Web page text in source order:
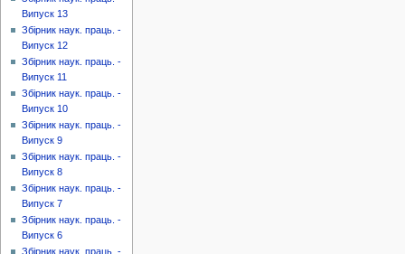
Випуск 13
Збірник наук. праць. -
Випуск 12
Збірник наук. праць. -
Випуск 11
Збірник наук. праць. -
Випуск 10
Збірник наук. праць. -
Випуск 9
Збірник наук. праць. -
Випуск 8
Збірник наук. праць. -
Випуск 7
Збірник наук. праць. -
Випуск 6
Збірник наук. праць. -